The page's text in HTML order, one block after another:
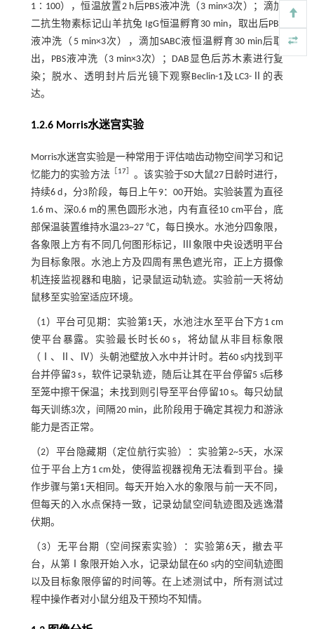
1∶100），恒温放置2 h后PBS液冲洗（3 min×3次）；滴加
二抗生物素标记山羊抗兔 IgG恒温孵育30 min，取出后PBS
液冲洗（5 min×3次），滴加SABC液恒温孵育30 min后取
出，PBS液冲洗（3 min×3次）；DAB显色后苏木素进行复
染；脱水、透明封片后光镜下观察Beclin-1及LC3-Ⅱ的表
达。
1.2.6 Morris水迷宫实验
Morris水迷宫实验是一种常用于评估啮齿动物空间学习和记
忆能力的实验方法［17］ 。该实验于SD大鼠27日龄时进行，
持续6 d，分3阶段，每日上午9：00开始。实验装置为直径
1.6 m、深0.6 m的黑色圆形水池，内有直径10 cm平台，底
部保温装置维持水温23~27 ℃，每日换水。水池分四象限，
各象限上方有不同几何图形标记，Ⅲ象限中央设透明平台
为目标象限。水池上方及四周有黑色遮光帘，正上方摄像
机连接监视器和电脑，记录鼠运动轨迹。实验前一天将幼
鼠移至实验室适应环境。
（1）平台可见期：实验第1天，水池注水至平台下方1 cm
使平台暴露。实验最长时长60 s，将幼鼠从非目标象限
（Ⅰ、Ⅱ、Ⅳ）头朝池壁放入水中并计时。若60 s内找到平
台并停留3 s，软件记录轨迹，随后让其在平台停留5 s后移
至笼中擦干保温；未找到则引导至平台停留10 s。每只幼鼠
每天训练3次，间隔20 min，此阶段用于确定其视力和游泳
能力是否正常。
（2）平台隐藏期（定位航行实验）：实验第2~5天，水深
位于平台上方1 cm处，使得监视器视角无法看到平台。操
作步骤与第1天相同。每天开始入水的象限与前一天不同，
但每天的入水点保持一致，记录幼鼠空间轨迹图及逃逸潜
伏期。
（3）无平台期（空间探索实验）：实验第6天，撤去平
台，从第Ⅰ象限开始入水，记录幼鼠在60 s内的空间轨迹图
以及目标象限停留的时间等。在上述测试中，所有测试过
程中操作者对小鼠分组及干预均不知情。